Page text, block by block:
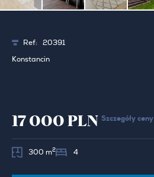
Ref: 20391
Konstancin
17 000 PLN Szczegóły ceny
300 m2 4